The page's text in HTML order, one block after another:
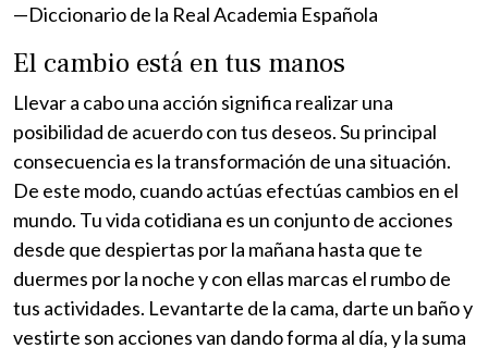
—Diccionario de la Real Academia Española
El cambio está en tus manos
Llevar a cabo una acción significa realizar una
posibilidad de acuerdo con tus deseos. Su principal
consecuencia es la transformación de una situación.
De este modo, cuando actúas efectúas cambios en el
mundo. Tu vida cotidiana es un conjunto de acciones
desde que despiertas por la mañana hasta que te
duermes por la noche y con ellas marcas el rumbo de
tus actividades. Levantarte de la cama, darte un baño y
vestirte son acciones van dando forma al día, y la suma